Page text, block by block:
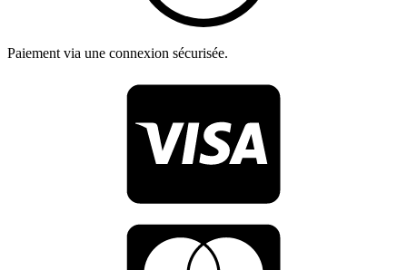
Paiement via une connexion sécurisée.